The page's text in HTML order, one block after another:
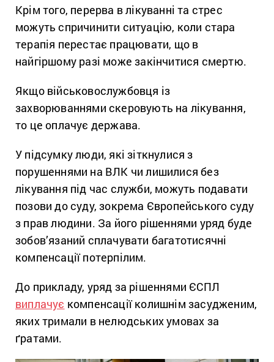
Крім того, перерва в лікуванні та стрес
можуть спричинити ситуацію, коли стара
терапія перестає працювати, що в
найгіршому разі може закінчитися смертю.
Якщо військовослужбовця із
захворюваннями скеровують на лікування,
то це оплачує держава.
У підсумку люди, які зіткнулися з
порушеннями на ВЛК чи лишилися без
лікування під час служби, можуть подавати
позови до суду, зокрема Європейського суду
з прав людини. За його рішеннями уряд буде
зобов’язаний сплачувати багатотисячні
компенсації потерпілим.
До прикладу, уряд за рішеннями ЄСПЛ
виплачує компенсації колишнім засудженим,
яких тримали в нелюдських умовах за
ґратами.